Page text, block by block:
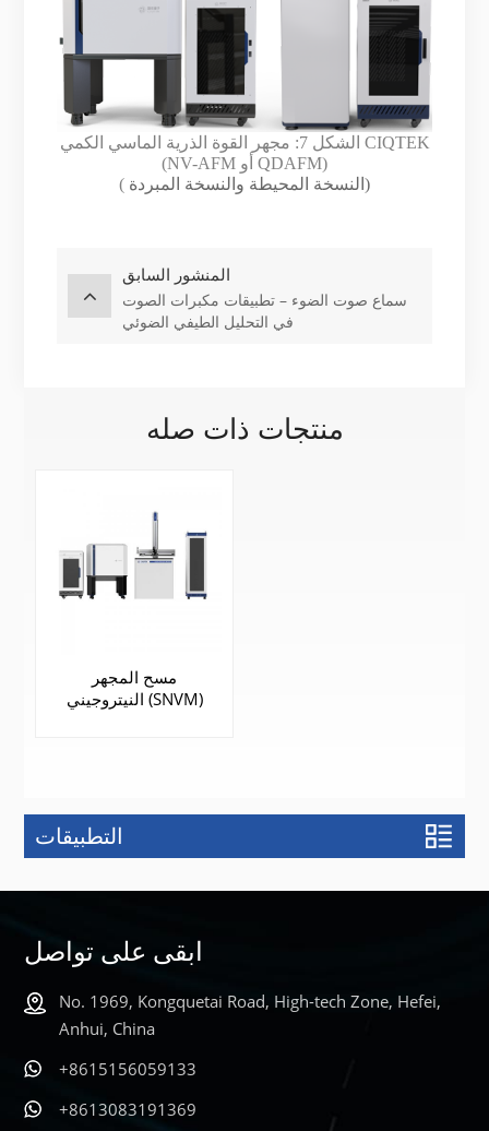
الشكل 7: مجهر القوة الذرية الماسي الكمي CIQTEK
(NV-AFM أو QDAFM)
(
النسخة المحيطة والنسخة المبردة)
المنشور السابق
سماع صوت الضوء – تطبيقات مكبرات الصوت
في التحليل الطيفي الضوئي
منتجات ذات صله
مسح المجهر
النيتروجيني (SNVM)
التطبيقات
ابقى على تواصل
No. 1969, Kongquetai Road, High-tech Zone, Hefei,
Anhui, China
+8615156059133
+8613083191369